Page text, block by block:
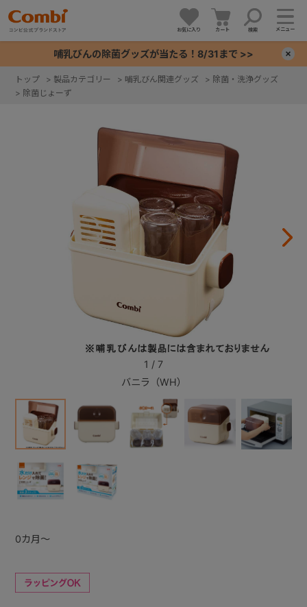
お気に入り カート 検索 メニュー
哺乳びんの除菌グッズが当たる！8/31まで >>
トップ > 製品カテゴリー > 哺乳びん関連グッズ > 除菌・洗浄グッズ
> 除菌じょーず
バニラ（WH）
1 / 7
0カ月～